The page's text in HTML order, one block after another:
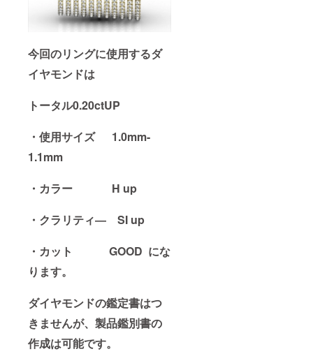
今回のリングに使用するダ
イヤモンドは
トータル0.20ctUP
・使用サイズ 1.0mm-
1.1mm
・カラー H up
・クラリティ― SI up
・カット GOOD にな
ります。
ダイヤモンドの鑑定書はつ
きませんが、製品鑑別書の
作成は可能です。